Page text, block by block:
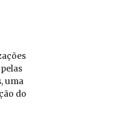
uma
do